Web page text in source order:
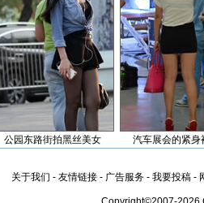
公园东路街拍黑丝美女 汽车展会的紧身
关于我们 - 友情链接 - 广告服务 - 我要投稿 -